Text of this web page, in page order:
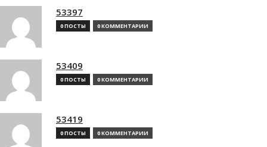
53397
0 ПОСТЫ 0 КОММЕНТАРИИ
53409
0 ПОСТЫ 0 КОММЕНТАРИИ
53419
0 ПОСТЫ 0 КОММЕНТАРИИ